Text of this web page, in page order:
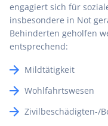
engagiert sich für
insbesondere in Not
Behinderten geholfen
entsprechend:
Mildtätigkeit
Wohlfahrtswesen
Zivilbeschädigten-/